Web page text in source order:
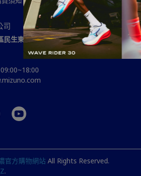
司
民生東路三段51號15樓
官方購物網站 All Rights Reserved.
.